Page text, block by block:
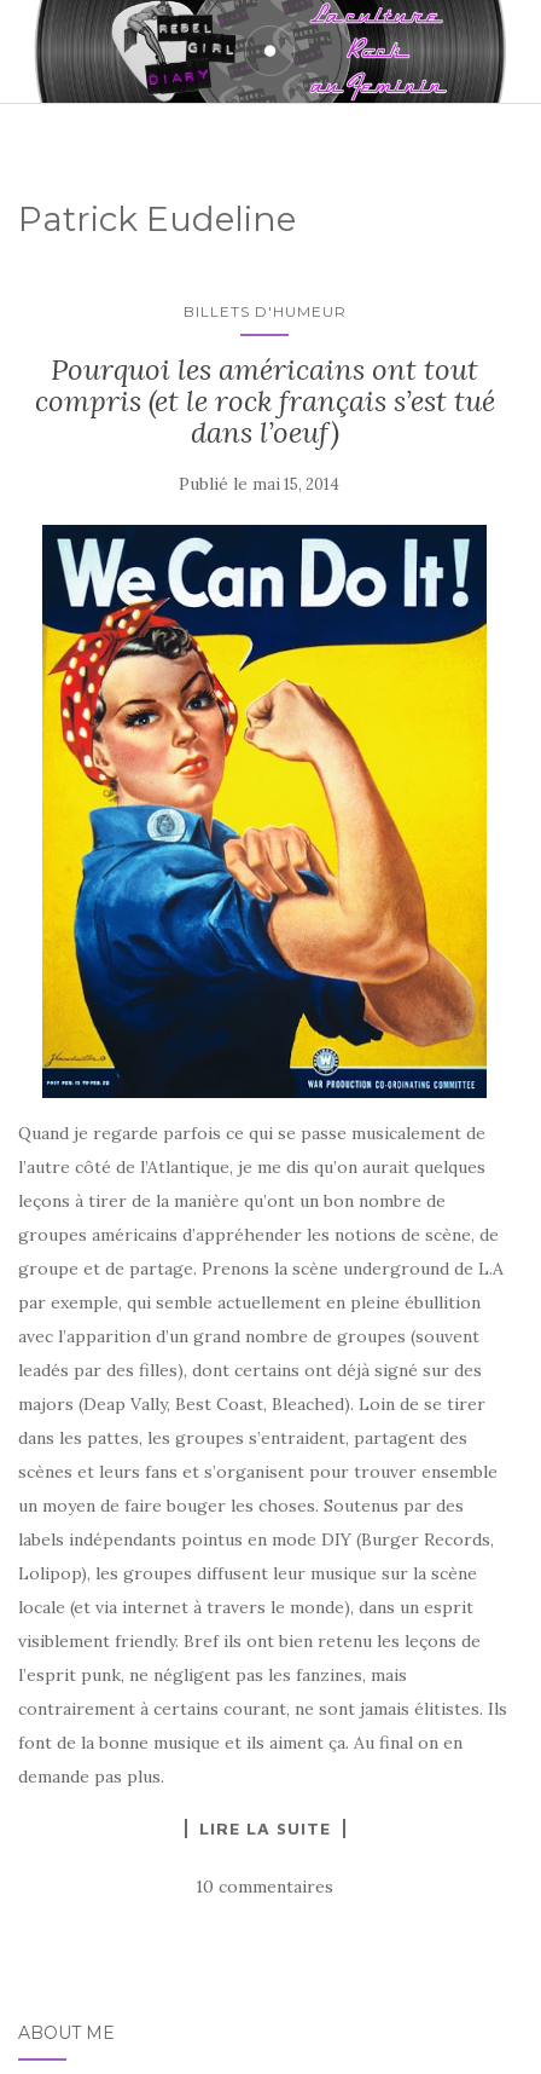
Patrick Eudeline
BILLETS D'HUMEUR
Pourquoi les américains ont tout
compris (et le rock français s’est tué
dans l’oeuf)
Publié le mai 15, 2014
Quand je regarde parfois ce qui se passe musicalement de
l’autre côté de l’Atlantique, je me dis qu’on aurait quelques
leçons à tirer de la manière qu’ont un bon nombre de
groupes américains d’appréhender les notions de scène, de
groupe et de partage. Prenons la scène underground de L.A
par exemple, qui semble actuellement en pleine ébullition
avec l’apparition d’un grand nombre de groupes (souvent
leadés par des filles), dont certains ont déjà signé sur des
majors (Deap Vally, Best Coast, Bleached). Loin de se tirer
dans les pattes, les groupes s’entraident, partagent des
scènes et leurs fans et s’organisent pour trouver ensemble
un moyen de faire bouger les choses. Soutenus par des
labels indépendants pointus en mode DIY (Burger Records,
Lolipop), les groupes diffusent leur musique sur la scène
locale (et via internet à travers le monde), dans un esprit
visiblement friendly. Bref ils ont bien retenu les leçons de
l’esprit punk, ne négligent pas les fanzines, mais
contrairement à certains courant, ne sont jamais élitistes. Ils
font de la bonne musique et ils aiment ça. Au final on en
demande pas plus.
LIRE LA SUITE
10 commentaires
ABOUT ME